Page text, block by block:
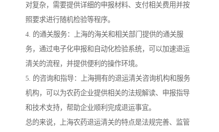
对复杂，需要提供详细的申报材料、支付相关费用并按
照要求进行随机检验等程序。
4. 的通关服务：上海的海关和相关部门提供的通关服
务，通过电子化申报和自动化检验系统，可以加速退运
清关的流程，并提供便利的操作环境。
5. 的咨询和指导：上海拥有的退运清关咨询机构和服务
机构，可以为农药企业提供相关的法规解读、申报指导
和技术支持，帮助企业顺利完成退运事宜。
总的来说，上海农药退运清关的特点是法规完善、监管